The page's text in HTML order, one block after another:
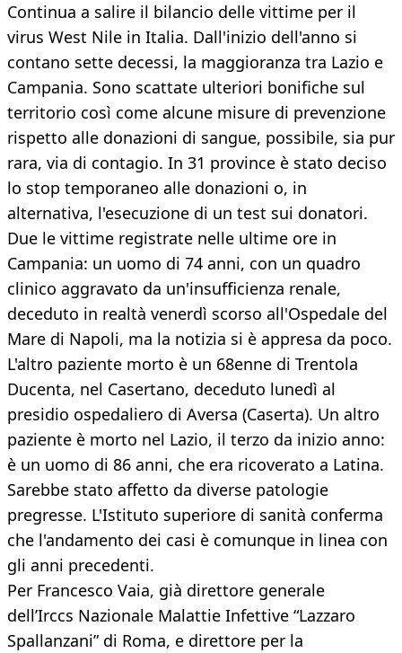
Continua a salire il bilancio delle vittime per il
virus West Nile in Italia. Dall'inizio dell'anno si
contano sette decessi, la maggioranza tra Lazio e
Campania. Sono scattate ulteriori bonifiche sul
territorio così come alcune misure di prevenzione
rispetto alle donazioni di sangue, possibile, sia pur
rara, via di contagio. In 31 province è stato deciso
lo stop temporaneo alle donazioni o, in
alternativa, l'esecuzione di un test sui donatori.
Due le vittime registrate nelle ultime ore in
Campania: un uomo di 74 anni, con un quadro
clinico aggravato da un'insufficienza renale,
deceduto in realtà venerdì scorso all'Ospedale del
Mare di Napoli, ma la notizia si è appresa da poco.
L'altro paziente morto è un 68enne di Trentola
Ducenta, nel Casertano, deceduto lunedì al
presidio ospedaliero di Aversa (Caserta). Un altro
paziente è morto nel Lazio, il terzo da inizio anno:
è un uomo di 86 anni, che era ricoverato a Latina.
Sarebbe stato affetto da diverse patologie
pregresse. L'Istituto superiore di sanità conferma
che l'andamento dei casi è comunque in linea con
gli anni precedenti.
Per Francesco Vaia, già direttore generale
dell’Irccs Nazionale Malattie Infettive “Lazzaro
Spallanzani” di Roma, e direttore per la